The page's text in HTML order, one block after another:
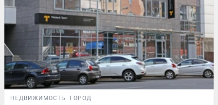
НЕДВИЖИМОСТЬ ГОРОД